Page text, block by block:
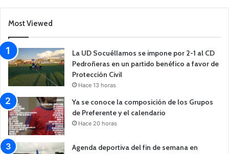
Most Viewed
La UD Socuéllamos se impone por 2-1 al CD
Pedroñeras en un partido benéfico a favor de
Protección Civil
Hace 13 horas
Ya se conoce la composición de los Grupos
de Preferente y el calendario
Hace 20 horas
Agenda deportiva del fin de semana en